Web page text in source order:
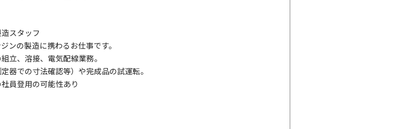
スタッフ
ンの製造に携わるお仕事です。
立、溶接、電気配線業務。
器での寸法確認等）や完成品の試運転。
員登用の可能性あり